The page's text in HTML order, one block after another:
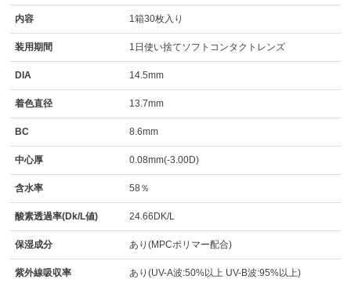
内容 1箱30枚入り
装用期間 1日使い捨てソフトコンタクトレンズ
DIA 14.5mm
着色直径 13.7mm
BC 8.6mm
中心厚 0.08mm(-3.00D)
含水率 58％
酸素透過率(Dk/L値) 24.66DK/L
保湿成分 あり(MPCポリマー配合)
紫外線吸収率 あり(UV-A波:50%以上 UV-B波:95%以上)